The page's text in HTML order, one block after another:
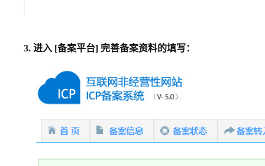
3. 进入 [备案平台] 完善备案资料的填写：